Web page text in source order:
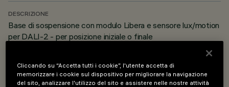
DESCRIZIONE
Base di sospensione con modulo Libera e sensore lux/motion
per DALI-2 - per posizione iniziale o finale
PROGETTATO DA
Artec Studio
Cliccando su “Accetta tutti i cookie”, l'utente accetta di
memorizzare i cookie sul dispositivo per migliorare la navigazione
del sito, analizzare l'utilizzo del sito e assistere nelle nostre attività